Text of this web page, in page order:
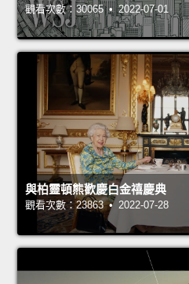
觀看次數：30065 • 2022-07-01
與柏靈頓熊歡慶白金禧慶典
觀看次數：23863 • 2022-07-28